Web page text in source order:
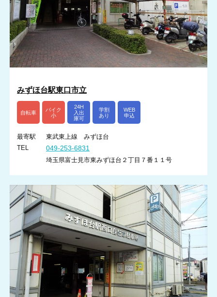
みずほ台駅東口市立
自転車
バイク
小
24H
入出
庫可
学割
あり
WEB
申込
最寄駅
東武東上線 みずほ台
TEL
049-253-6831
埼玉県富士見市東みずほ台２丁目７番１１号